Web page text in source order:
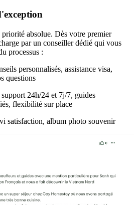
absolue. Dès votre premier
par un conseiller dédié qui vous
processus :
personnalisés, assistance visa,
questions
24h/24 et 7j/7, guides
flexibilité sur place
satisfaction, album photo souvenir